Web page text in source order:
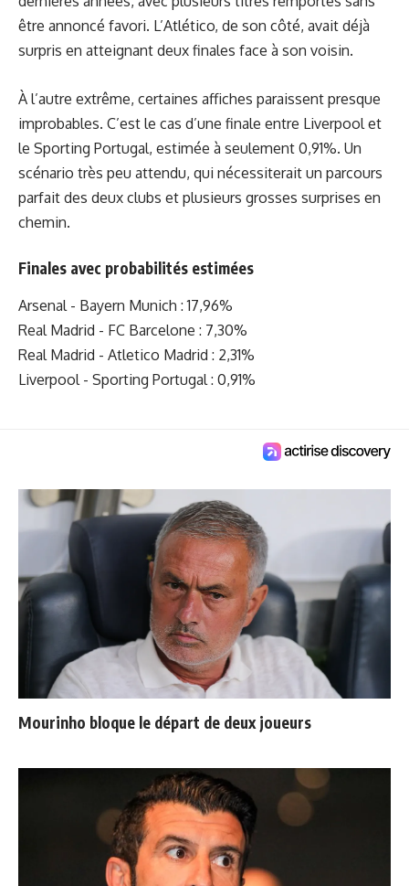
être annoncé favori. L’Atlético, de son côté, avait déjà
surpris en atteignant deux finales face à son voisin.
À l’autre extrême, certaines affiches paraissent presque
improbables. C’est le cas d’une finale entre Liverpool et
le Sporting Portugal, estimée à seulement 0,91%. Un
scénario très peu attendu, qui nécessiterait un parcours
parfait des deux clubs et plusieurs grosses surprises en
chemin.
Finales avec probabilités estimées
Arsenal - Bayern Munich : 17,96%
Real Madrid - FC Barcelone : 7,30%
Real Madrid - Atletico Madrid : 2,31%
Liverpool - Sporting Portugal : 0,91%
Mourinho bloque le départ de deux joueurs